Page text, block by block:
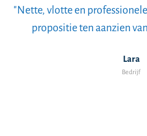
"Nette, vlotte en
propositie ten aanzien
Lara
Bedrijf